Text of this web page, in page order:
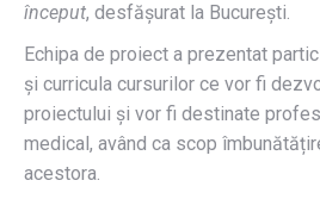
început, desfășurat la București.
Echipa de proiect a prezentat
și curricula cursurilor ce vor fi
proiectului și vor fi destinate
medical, având ca scop
acestora.